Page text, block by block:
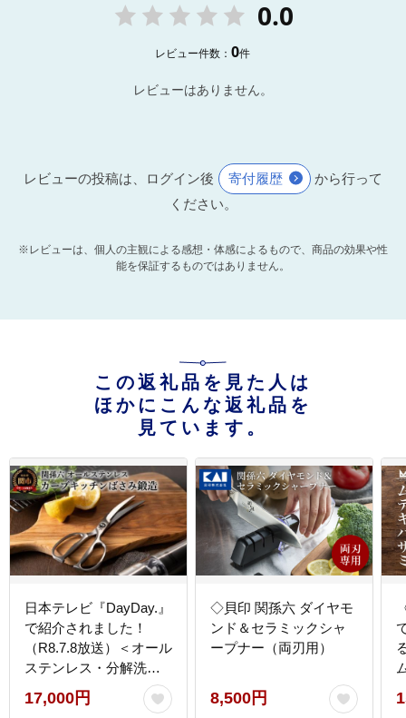
0.0
レビュー件数：0件
レビューはありません。
レビューの投稿は、ログイン後 寄付履歴
から行って
ください。
※レビューは、個人の主観による感想・体感によるもので、商品の効果や性
能を保証するものではありません。
この返礼品を見た人は
ほかにこんな返礼品を
見ています。
日本テレビ『DayDay.』
で紹介されました！
（R8.7.8放送）＜オール
ステンレス・分解洗浄
可・食洗器可＞■関孫
六 鍛造オールステン
17,000円
◇貝印 関孫六 ダイヤモ
ンド＆セラミックシャ
ープナー（両刃用）
8,500円